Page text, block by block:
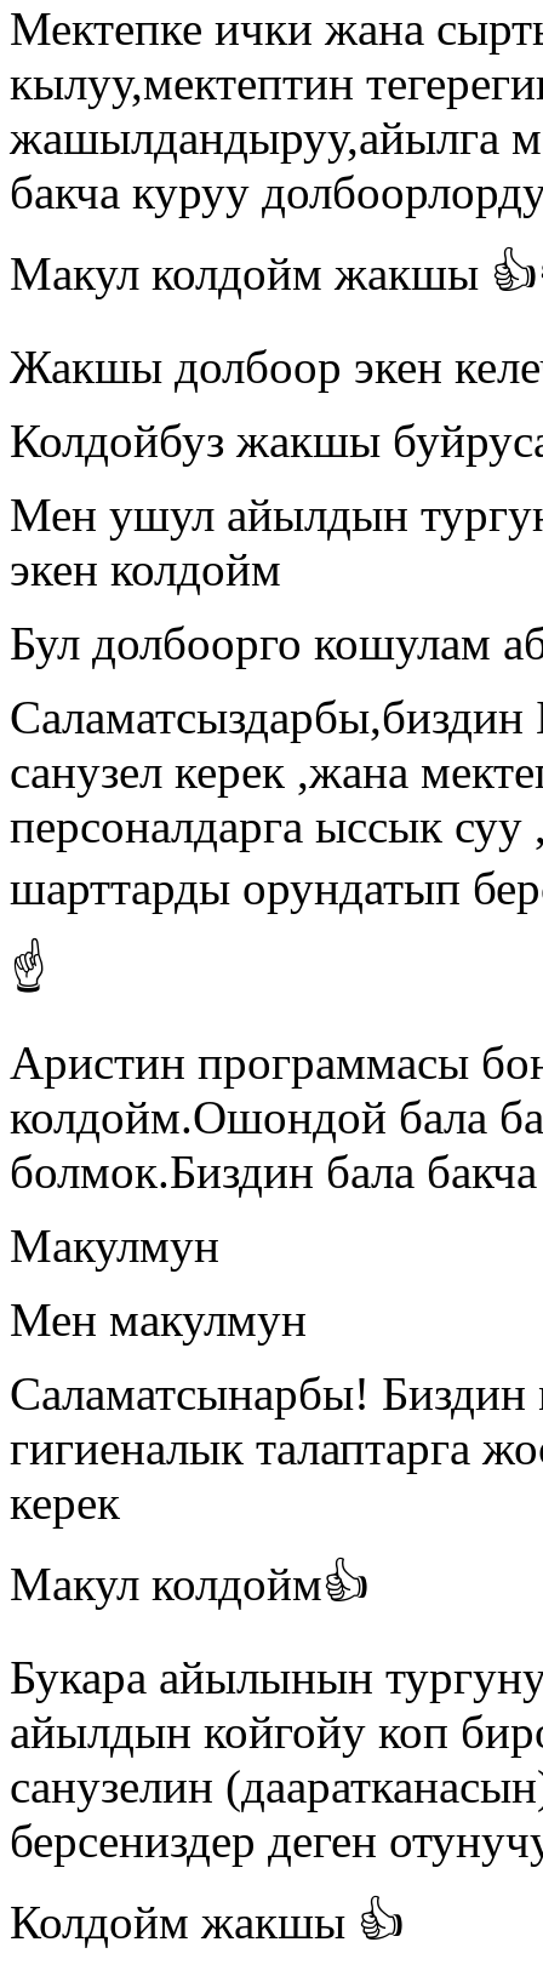
Мектепке ички жана
кылуу,мектептин
жашылдандыруу,айылга
бакча куруу
Макул колдойм жакшы
Жакшы долбоор экен
Колдойбуз жакшы
Мен ушул айылдын
экен колдойм
Бул долбоорго кошулам
санузел керек ,жана
персоналдарга ыссык
шарттарды орундатып
☝️
Аристин программасы
колдойм.Ошондой бала
болмок.Биздин бала
Макулмун
Мен макулмун
Саламатсынарбы! Биздин
гигиеналык талаптарга
керек
Макул колдойм👍
Букара айылынын
айылдын койгойу коп
санузелин
берсениздер деген
Колдойм жакшы 👍